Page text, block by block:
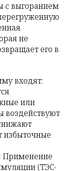
с выгоранием
не
его в
входят:
или
Применение
(ТЭС-